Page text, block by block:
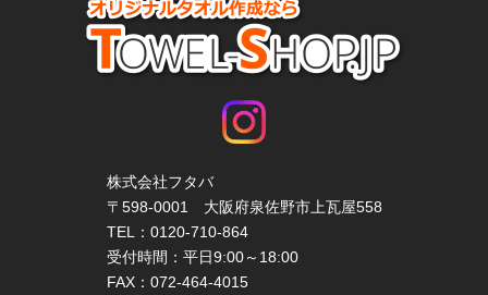
株式会社フタバ
〒598-0001 大阪府泉佐野市上瓦屋558
TEL： 0120-710-864
受付時間：平日9:00～18:00
FAX：072-464-4015